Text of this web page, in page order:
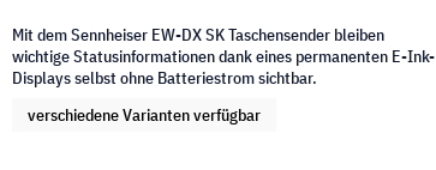
Mit dem Sennheiser EW-DX SK Taschensender bleiben
wichtige Statusinformationen dank eines permanenten E-Ink-
Displays selbst ohne Batteriestrom sichtbar.
verschiedene Varianten verfügbar